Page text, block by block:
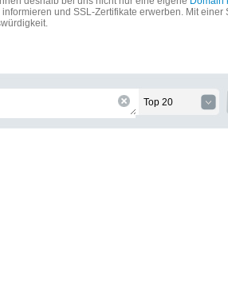
und SSL-Zertifikate erwerben. Mit einer
Top 20